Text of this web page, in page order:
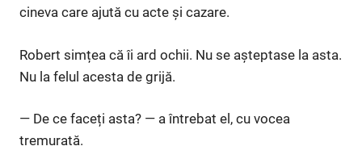
cineva care ajută cu acte și cazare.
Robert simțea că îi ard ochii. Nu se așteptase la asta.
Nu la felul acesta de grijă.
— De ce faceți asta? — a întrebat el, cu vocea
tremurată.